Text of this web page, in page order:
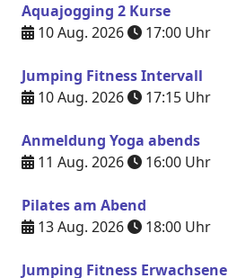
Aquajogging 2 Kurse
10 Aug. 2026
17:00 Uhr
Jumping Fitness Intervall
10 Aug. 2026
17:15 Uhr
Anmeldung Yoga abends
11 Aug. 2026
16:00 Uhr
Pilates am Abend
13 Aug. 2026
18:00 Uhr
Jumping Fitness Erwachsene